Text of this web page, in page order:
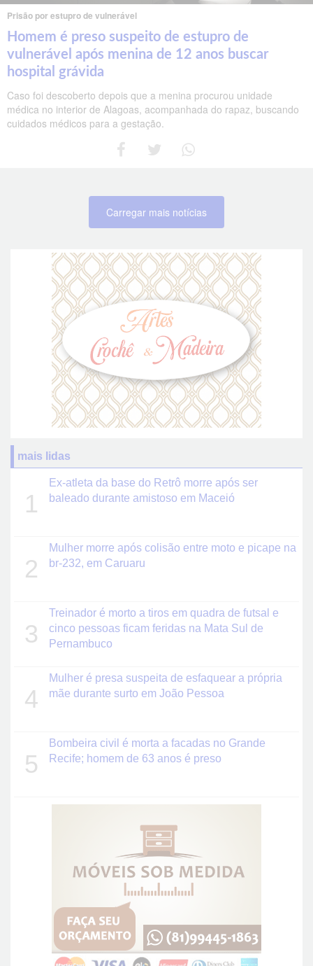
Prisão por estupro de vulnerável
Homem é preso suspeito de estupro de
vulnerável após menina de 12 anos buscar
hospital grávida
Caso foi descoberto depois que a menina procurou unidade
médica no interior de Alagoas, acompanhada do rapaz, buscando
cuidados médicos para a gestação.
Carregar mais notícias
mais lidas
1
Ex-atleta da base do Retrô morre após ser
baleado durante amistoso em Maceió
2
Mulher morre após colisão entre moto e picape na
br-232, em Caruaru
3
Treinador é morto a tiros em quadra de futsal e
cinco pessoas ficam feridas na Mata Sul de
Pernambuco
4
Mulher é presa suspeita de esfaquear a própria
mãe durante surto em João Pessoa
5
Bombeira civil é morta a facadas no Grande
Recife; homem de 63 anos é preso